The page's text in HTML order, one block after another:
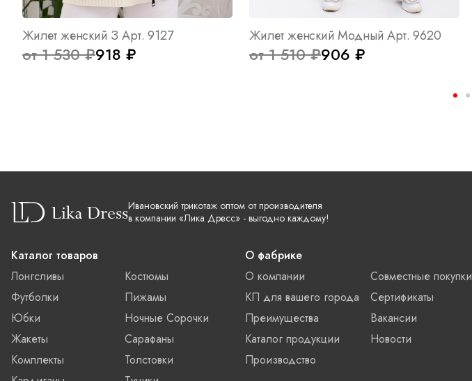
Жилет женский З Арт. 9127
от 1 530 ₽918 ₽
Жилет женский Модный Арт. 9620
от 1 510 ₽906 ₽
Ивановский трикотаж оптом от производителя
в компании «Лика Дресс» - выгодно каждому!
Каталог товаров
Лонгсливы
Футболки
Юбки
Жакеты
Комплекты
Костюмы
Пижамы
Ночные Сорочки
Сарафаны
Толстовки
О фабрике
О компании
КП для вашего города
Преимущества
Каталог продукции
Производство
Совместные покупки
Сертификаты
Вакансии
Новости